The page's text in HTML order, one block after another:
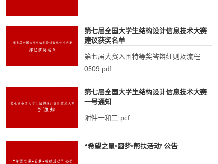
第七届全国大学生结构设计信息技术大赛
建议获奖名单
第七届大赛入围特等奖答辩细则及流程
0509.pdf
第七届全国大学生结构设计信息技术大赛
一号通知
附件一和二.pdf
“希望之星•圆梦•帮扶活动”公告